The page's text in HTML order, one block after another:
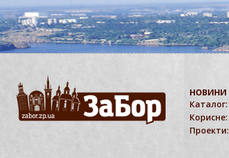
НОВИНИ
Каталог:
Корисне:
Проекти: